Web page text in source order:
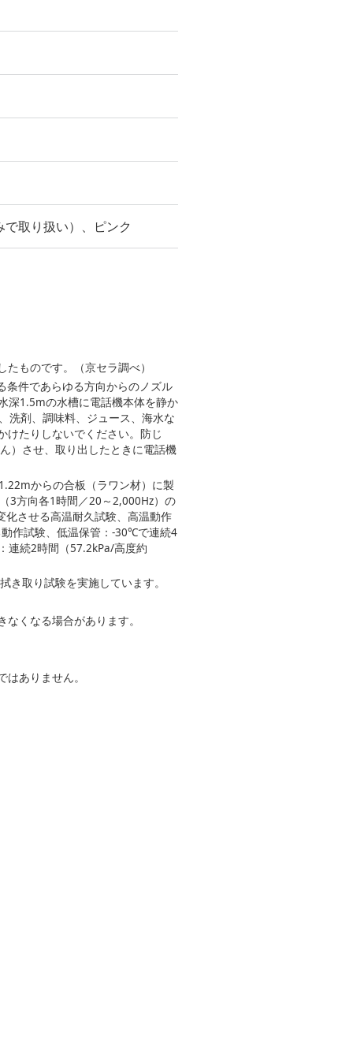
取り扱い）、ピンク
ものです。（京セラ調べ）
条件であらゆる方向からのノズル
深1.5mの水槽に電話機本体を静か
洗剤、調味料、ジュース、海水な
けたりしないでください。防じ
）させ、取り出したときに電話機
からの合板（ラワン材）に製
3方向各1時間／20～2,000Hz）の
させる高温耐久試験、高温動作
作試験、低温保管：-30℃で連続4
連続2時間（57.2kPa/高度約
取り試験を実施しています。
くなる場合があります。
ありません。